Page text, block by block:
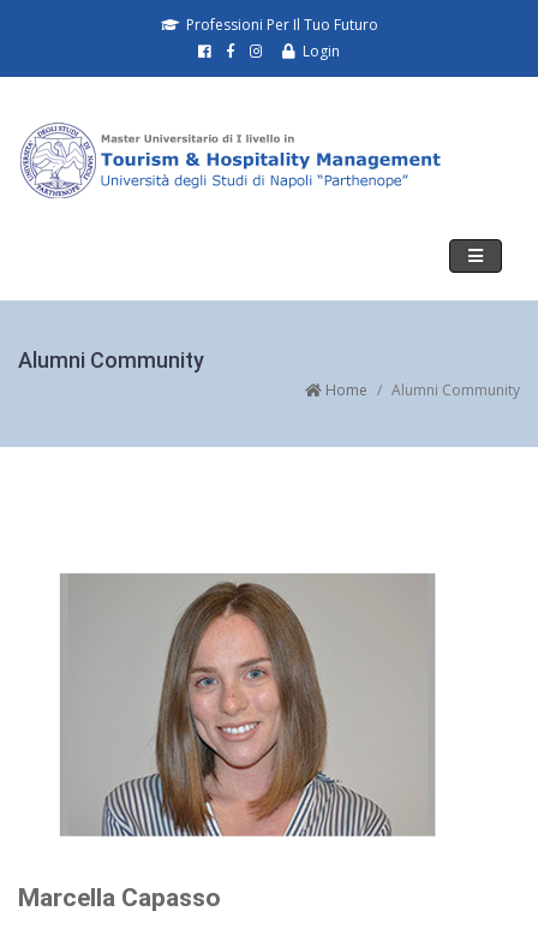
Professioni Per Il Tuo Futuro
Login
Toggle
Alumni Community
Home Alumni Community
Marcella Capasso